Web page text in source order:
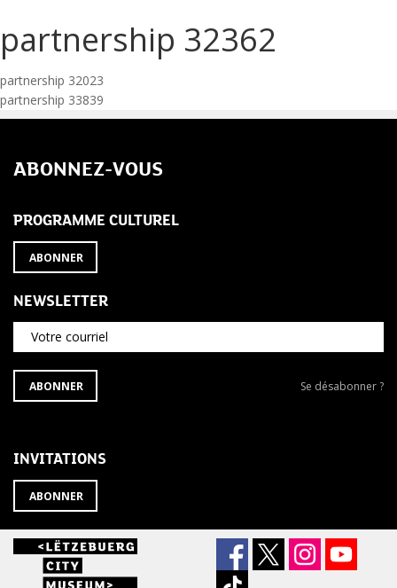
partnership 32362
Navigation
de
l’article
partnership 32023
partnership 33839
ABONNEZ-VOUS
PROGRAMME CULTUREL
ABONNER
NEWSLETTER
Votre courriel
S'ABONNER
À
ABONNER
Se
Se désabonner ?
INVITATIONS
ABONNER